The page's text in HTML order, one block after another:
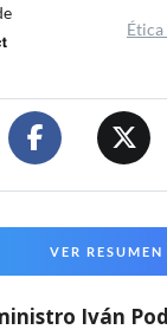
Ética
VER RESUMEN
Iván